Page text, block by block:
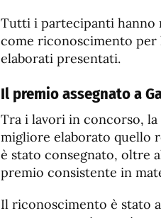
Tutti i partecipanti hanno
come riconoscimento per
elaborati presentati.
Il premio assegnato a
Tra i lavori in concorso,
migliore elaborato quello
è stato consegnato, oltre
premio consistente in
Il riconoscimento è stato